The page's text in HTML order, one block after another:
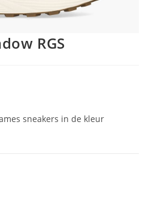
RGS
sneakers in de kleur